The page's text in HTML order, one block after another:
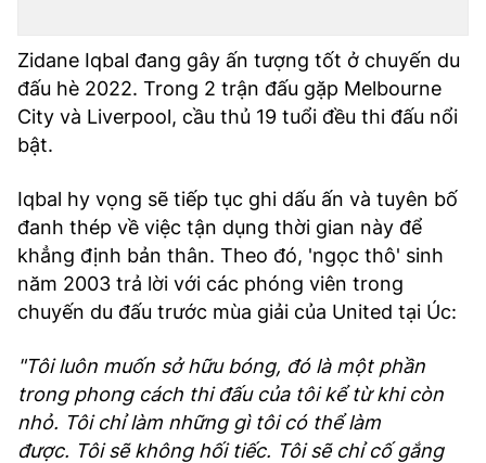
TRA CỨU PHƯỜNG XÃ
CỐNG HIẾN
BÙI XUÂN PHÁI
TIỆN ÍCH
LIÊN HỆ QUẢNG CÁO
Hotline: 0981.119.189
Điện thoại: 024.38254756
MẠNG XÃ HỘI
Zidane Iqbal đang gây ấn tượng tốt ở chuyến du
đấu hè 2022. Trong 2 trận đấu gặp Melbourne
City và Liverpool, cầu thủ 19 tuổi đều thi đấu nổi
bật.
Iqbal hy vọng sẽ tiếp tục ghi dấu ấn và tuyên bố
đanh thép về việc tận dụng thời gian này để
khẳng định bản thân. Theo đó, 'ngọc thô' sinh
năm 2003 trả lời với các phóng viên trong
chuyến du đấu trước mùa giải của United tại Úc:
"Tôi luôn muốn sở hữu bóng, đó là một phần
trong phong cách thi đấu của tôi kể từ khi còn
nhỏ. Tôi chỉ làm những gì tôi có thể làm
được. Tôi sẽ không hối tiếc. Tôi sẽ chỉ cố gắng